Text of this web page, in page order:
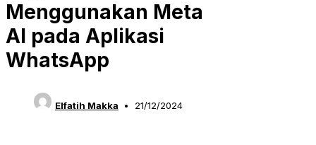
Menggunakan Meta
AI pada Aplikasi
WhatsApp
Elfatih Makka 21/12/2024